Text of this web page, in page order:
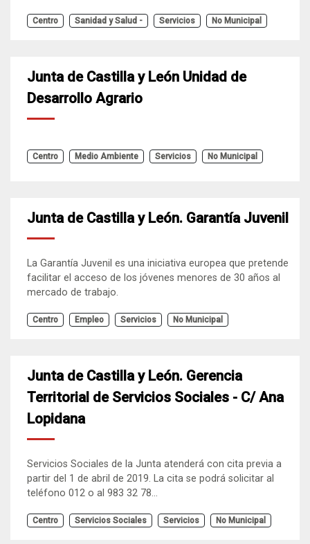
Centro Sanidad y Salud - Servicios No Municipal
Junta de Castilla y León Unidad de
Desarrollo Agrario
Centro Medio Ambiente Servicios No Municipal
Junta de Castilla y León. Garantía Juvenil
La Garantía Juvenil es una iniciativa europea que pretende
facilitar el acceso de los jóvenes menores de 30 años al
mercado de trabajo.
Centro Empleo Servicios No Municipal
Junta de Castilla y León. Gerencia
Territorial de Servicios Sociales - C/ Ana
Lopidana
Servicios Sociales de la Junta atenderá con cita previa a
partir del 1 de abril de 2019. La cita se podrá solicitar al
teléfono 012 o al 983 32 78...
Centro Servicios Sociales Servicios No Municipal